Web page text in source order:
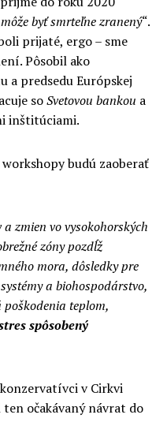
môže byť smrteľne zranený“.
prijaté, ergo – sme
Pôsobil ako
a predsedu Európskej
soSvetovou bankou a
inštitúciami.
budú zaoberať
zmien vo vysokohorských
zóny pozdĺž
mora, dôsledky pre
a biohospodárstvo,
teplom,
spôsobený
v Cirkvi
očakávaný návrat do